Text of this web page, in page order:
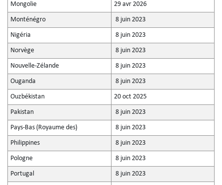
Mongolie 29 avr 2026
Monténégro 8 juin 2023
Nigéria 8 juin 2023
Norvège 8 juin 2023
Nouvelle-Zélande 8 juin 2023
Ouganda 8 juin 2023
Ouzbékistan 20 oct 2025
Pakistan 8 juin 2023
Pays-Bas (Royaume des) 8 juin 2023
Philippines 8 juin 2023
Pologne 8 juin 2023
Portugal 8 juin 2023